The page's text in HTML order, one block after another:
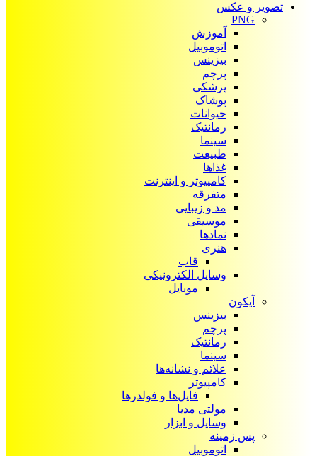
تصویر و عکس
PNG
آموزش
اتوموبیل
بیزینس
پرچم
پزشکی
پوشاک
حیوانات
رمانتیک
سینما
طبیعت
غذاها
کامپیوتر و اینترنت
متفرقه
مد و زیبایی
موسیقی
نمادها
هنری
قاب
وسایل الکترونیکی
موبایل
آیکون‌
بیزینس
پرچم
رمانتیک
سینما
علائم و نشانه‌ها
کامپیوتر
فایل‌ها و فولدرها
مولتی مدیا
وسایل و ابزار
پس زمینه
اتوموبیل